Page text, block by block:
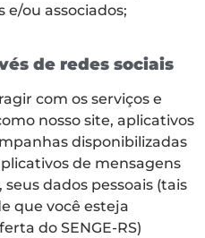
e/ou associados;
de redes sociais
com os serviços e
nosso site, aplicativos
disponibilizadas
de mensagens
dados pessoais (tais
que você esteja
do SENGE-RS)